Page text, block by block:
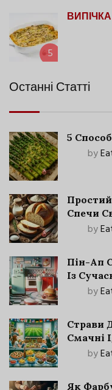
5
Останні Статті
5
by
Спечи
by
Пін-Ап
Із
by
Страви
Смачні
by
Як